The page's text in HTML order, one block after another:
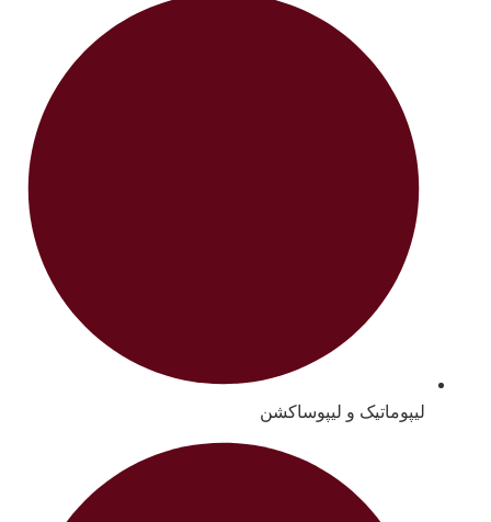
لیپوماتیک و لیپوساکشن